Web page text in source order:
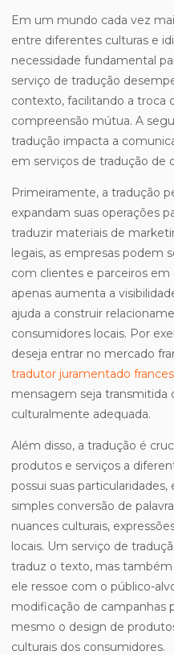
Em um mundo cada vez
entre diferentes culturas e
necessidade fundamental
serviço de tradução
contexto, facilitando a troca
compreensão mútua. A
tradução impacta a
em serviços de tradução de
Primeiramente, a tradução
expandam suas operações
traduzir materiais de
legais, as empresas podem
com clientes e parceiros em
apenas aumenta a
ajuda a construir
consumidores locais. Por
deseja entrar no mercado
tradutor juramentado frances
mensagem seja transmitida
culturalmente adequada.
Além disso, a tradução é
produtos e serviços a
possui suas
simples conversão de
nuances culturais,
locais. Um serviço de
traduz o texto, mas
ele ressoe com o público-
modificação de campanhas
mesmo o design de
culturais dos consumidores.